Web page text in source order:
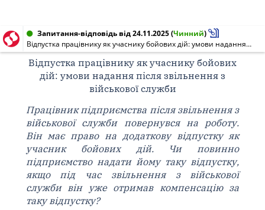
Запитання-відповідь від 24.11.2025(Чинний)
Відпустка працівнику як учаснику бойових дій: умови надання після звільнення з військової служби
Відпустка працівнику як учаснику бойових
дій: умови надання після звільнення з
військової служби
Працівник підприємства після звільнення з
військової служби повернувся на роботу.
Він має право на додаткову відпустку як
учасник бойових дій. Чи повинно
підприємство надати йому таку відпустку,
якщо під час звільнення з військової
служби він уже отримав компенсацію за
таку відпустку?